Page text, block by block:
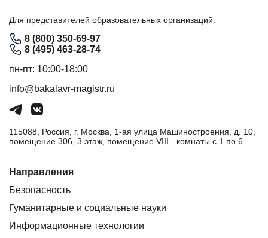
Для представителей образовательных организаций:
8 (800) 350-69-97
8 (495) 463-28-74
пн-пт: 10:00-18:00
info@bakalavr-magistr.ru
115088, Россия, г. Москва, 1-ая улица Машиностроения, д. 10,
помещение 306, 3 этаж, помещение VIII - комнаты с 1 по 6
Направления
Безопасность
Гуманитарные и социальные науки
Информационные технологии